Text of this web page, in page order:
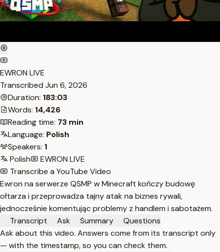
EWRON LIVE
Transcribed Jun 6, 2026
Duration: 183:03
Words: 14,426
Reading time: 73 min
Language: Polish
Speakers: 1
Polish
EWRON LIVE
Transcribe a YouTube Video
Ewron na serwerze QSMP w Minecraft kończy budowę
ołtarza i przeprowadza tajny atak na biznes rywali,
jednocześnie komentując problemy z handlem i sabotażem.
Transcript
Ask Summary
Questions
Ask about this video. Answers come from its transcript only
— with the timestamp, so you can check them.